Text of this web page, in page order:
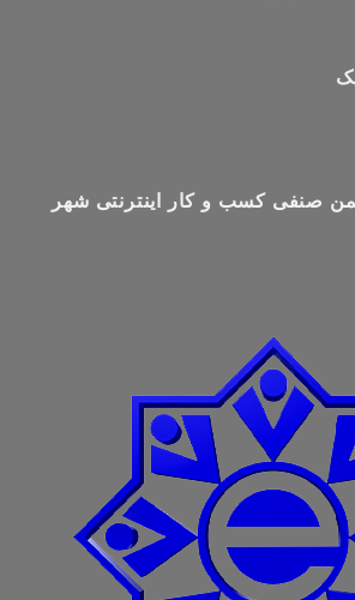
صنفی کسب و کار اینترنتی شهر